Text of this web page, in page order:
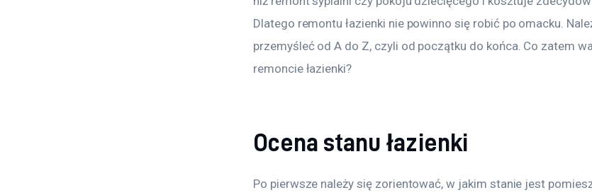
Dlatego remontu łazienki nie powinno się robić po omacku.
przemyśleć od A do Z, czyli od początku do końca. Co zatem
remoncie łazienki?
Ocena stanu łazienki
Po pierwsze należy się zorientować, w jakim stanie jest